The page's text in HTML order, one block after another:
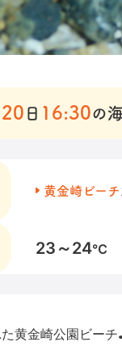
20 日 16:30の
黄金崎ビーチ
23～24℃
黄金崎公園ビー